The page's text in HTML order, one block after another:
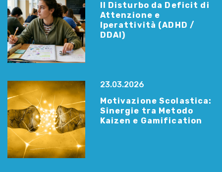
Il Disturbo da Deficit di
Attenzione e
Iperattività (ADHD /
DDAI)
23.03.2026
Motivazione Scolastica:
Sinergie tra Metodo
Kaizen e Gamification